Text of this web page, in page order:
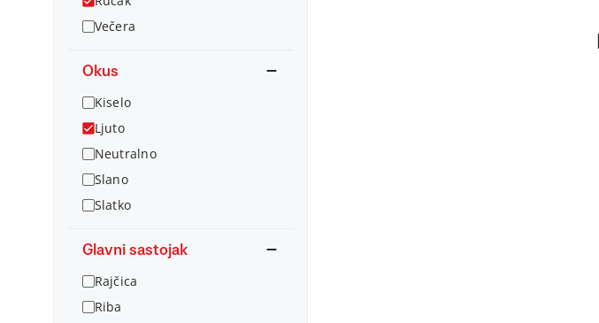
Večera
Okus
Kiselo
Ljuto
Neutralno
Slano
Slatko
Glavni sastojak
Rajčica
Riba